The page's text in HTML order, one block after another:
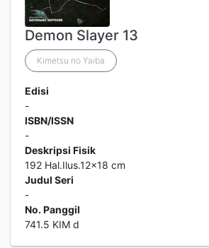
Demon Slayer 13
Kimetsu no Yaiba
Edisi
-
ISBN/ISSN
-
Deskripsi Fisik
192 Hal.Ilus.12x18 cm
Judul Seri
-
No. Panggil
741.5 KIM d